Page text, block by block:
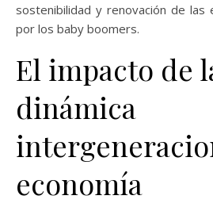
sostenibilidad y renovación de las
por los baby boomers.
El impacto de
dinámica
economía